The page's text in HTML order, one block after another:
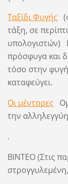
Ταξίδι Φυγής
τάξη, σε
υπολογιστών)
πρόσφυγα και
τόσο στην
καταφεύγει.
Οι μέντορες
την
.
ΒΙΝΤΕΟ (Στις